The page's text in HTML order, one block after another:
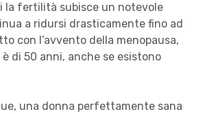
la fertilità subisce un notevole
a ridursi drasticamente fino ad
con l’avvento della menopausa,
è di 50 anni, anche se esistono
una donna perfettamente sana